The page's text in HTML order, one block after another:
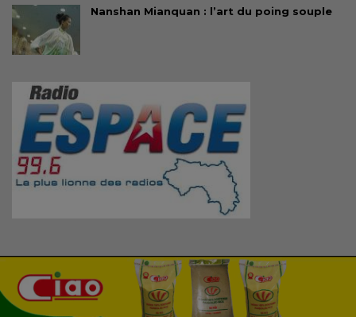
Nanshan Mianquan : l’art du poing souple